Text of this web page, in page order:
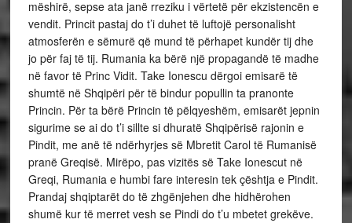
mëshirë, sepse ata janë rreziku i vërtetë për ekzistencën e
vendit. Princit pastaj do t’i duhet të luftojë personalisht
atmosferën e sëmurë që mund të përhapet kundër tij dhe
jo për faj të tij. Rumania ka bërë një propagandë të madhe
në favor të Princ Vidit. Take Ionescu dërgoi emisarë të
shumtë në Shqipëri për të bindur popullin ta pranonte
Princin. Për ta bërë Princin të pëlqyeshëm, emisarët jepnin
sigurime se ai do t’i sillte si dhuratë Shqipërisë rajonin e
Pindit, me anë të ndërhyrjes së Mbretit Carol të Rumanisë
pranë Greqisë. Mirëpo, pas vizitës së Take Ionescut në
Greqi, Rumania e humbi fare interesin tek çështja e Pindit.
Prandaj shqiptarët do të zhgënjehen dhe hidhërohen
shumë kur të merret vesh se Pindi do t’u mbetet grekëve.